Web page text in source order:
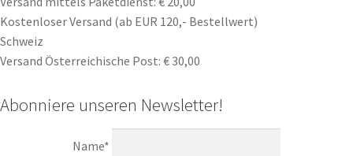
Kostenloser Versand (ab EUR 120,- Bestellwert)
Schweiz
Versand Österreichische Post: € 30,00
Abonniere unseren Newsletter!
Name*